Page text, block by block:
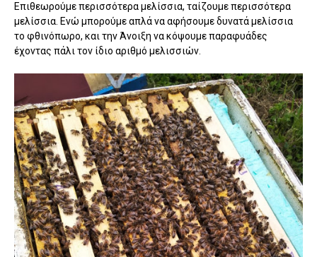
Επιθεωρούμε περισσότερα μελίσσια, ταίζουμε περισσότερα
μελίσσια. Ενώ μπορούμε απλά να αφήσουμε δυνατά μελίσσια
το φθινόπωρο, και την Άνοιξη να κόψουμε παραφυάδες
έχοντας πάλι τον ίδιο αριθμό μελισσιών.